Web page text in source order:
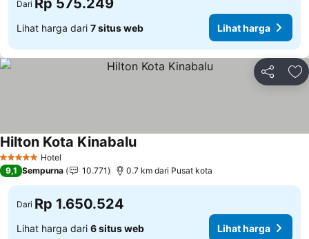
Dari Rp 575.249
Lihat harga dari 7 situs web Lihat harga
Bagikan
5 Bintang Hotel
Hilton Kota KinabaluLihat harga
9,1 Sempurna 10.771 0.7 km dari Pusat kota
Dari Rp 1.650.524
Lihat harga dari 6 situs web Lihat harga